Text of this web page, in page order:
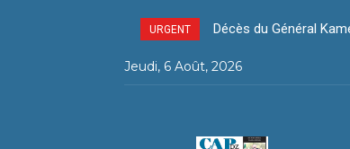
URGENT Décès du Général
Jeudi, 6 Août, 2026